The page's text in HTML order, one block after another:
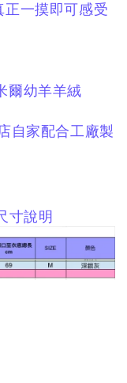
正一摸即可感受
爾幼羊羊絨
自家配合工廠製
寸說明